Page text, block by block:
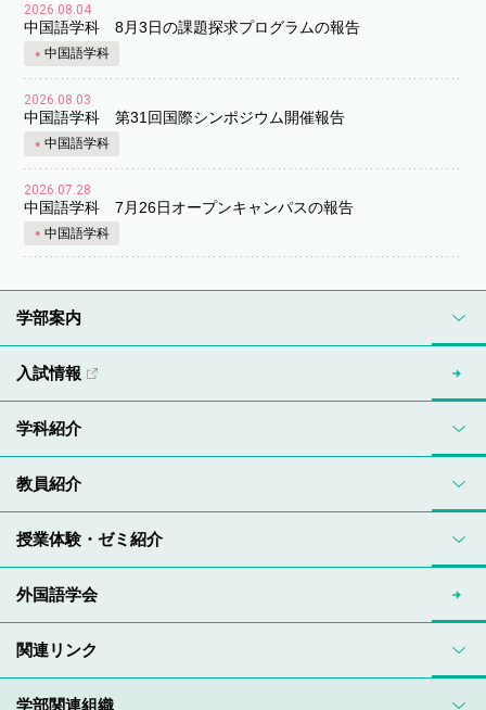
2026.08.04
中国語学科 8月3日の課題探求プログラムの報告
中国語学科
2026.08.03
中国語学科 第31回国際シンポジウム開催報告
中国語学科
2026.07.28
中国語学科 7月26日オープンキャンパスの報告
中国語学科
学部関連組織
学部案内
入試情報
学科紹介
教員紹介
授業体験・ゼミ紹介
外国語学会
関連リンク